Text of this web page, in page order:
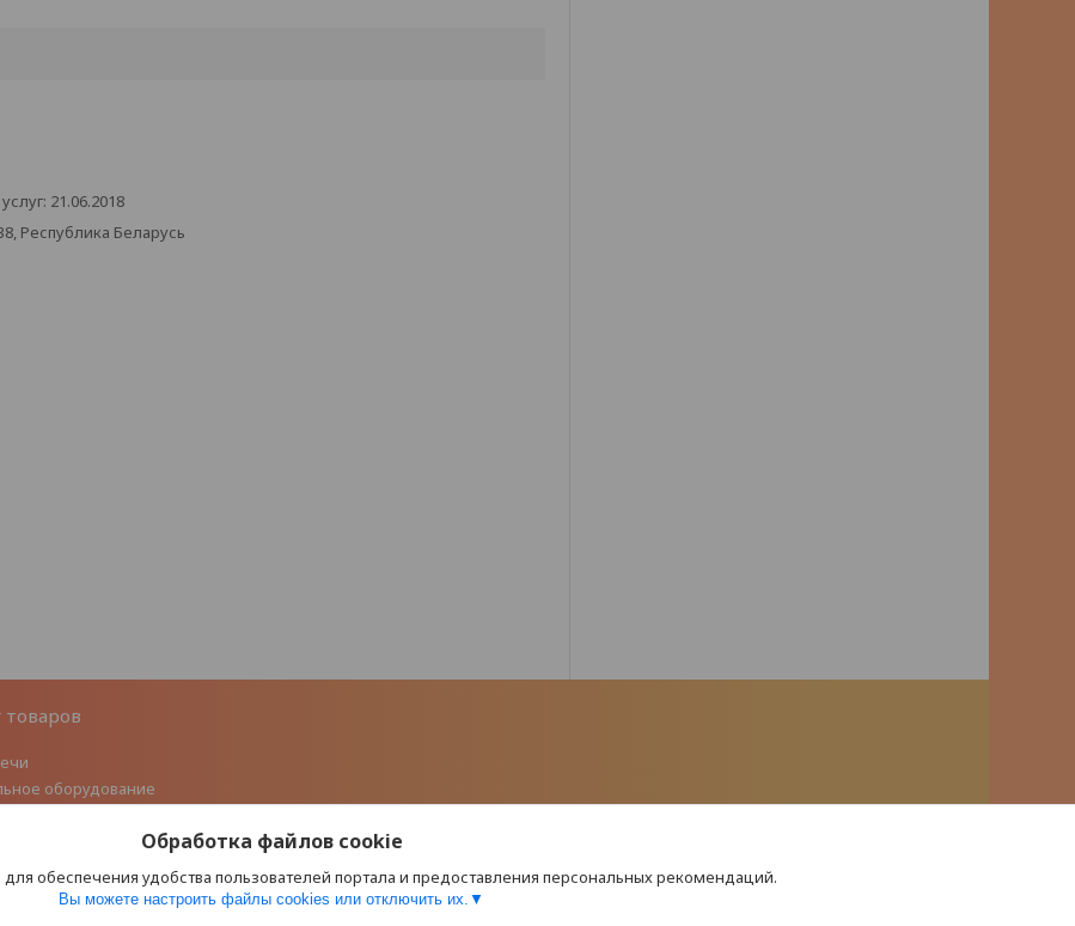
21.06.2018
Республика Беларусь
товаров
оборудование
дымоходы из нержавеющей
Ротационные турбины
Обработка файлов cookie
обеспечения удобства пользователей портала и предоставления персональных рекомендаций.
Вы можете настроить файлы cookies или отключить их.